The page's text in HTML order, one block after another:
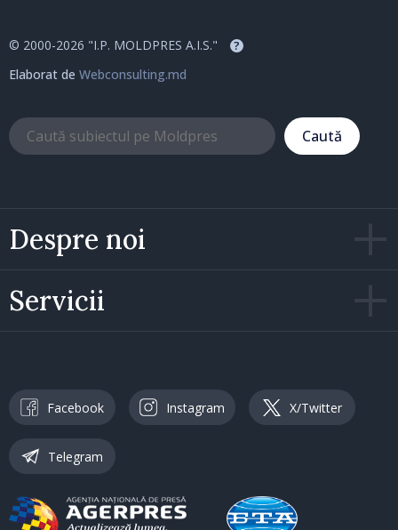
Despre noi
Servicii
© 2000-2026 "I.P. MOLDPRES A.I.S." ?
Elaborat de Webconsulting.md
Caută
Facebook Instagram X/Twitter
Telegram